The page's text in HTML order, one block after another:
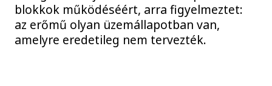
blokkok működéséért, arra figyelmeztet:
az erőmű olyan üzemállapotban van,
amelyre eredetileg nem tervezték.